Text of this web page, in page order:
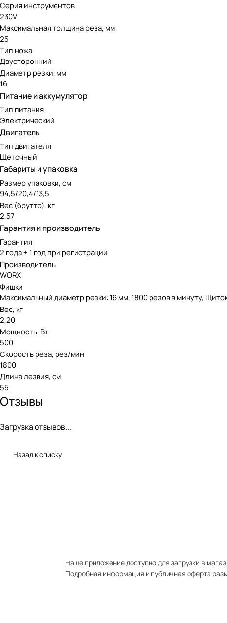
Серия инструментов
230V
Максимальная толщина реза, мм
25
Тип ножа
Двусторонний
Диаметр резки, мм
16
Питание и аккумулятор
Тип питания
Электрический
Двигатель
Тип двигателя
Щеточный
Габариты и упаковка
Размер упаковки, см
94,5/20,4/13,5
Вес (брутто), кг
2,57
Гарантия и производитель
Гарантия
2 года + 1 год при регистрации
Производитель
WORX
Фишки
Максимальный диаметр резки: 16 мм, 1800 резов в минуту,
Вес, кг
2,20
Мощность, Вт
500
Скорость реза, рез/мин
1800
Длина лезвия, см
55
Отзывы
Загрузка отзывов...
Назад к списку
Наше приложение доступно для загрузки в
Подробная информация и публичная оферта